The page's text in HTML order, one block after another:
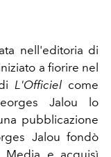
nell'editoria di
a fiorire nel
L'Officiel come
Jalou lo
pubblicazione
Jalou fondò
Media e acquisì